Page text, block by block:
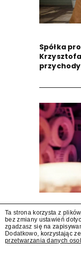
Spółka
przychody
TVP
ogólnej i
Ta strona korzysta z
bez zmiany ustawień
zgadzasz się na
Dodatkowo, korzystając
przetwarzania danych